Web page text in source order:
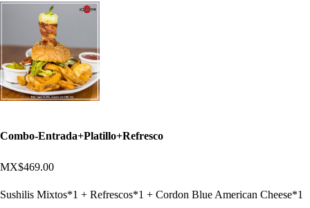
Combo-Entrada+Platillo+Refresco
MX$469.00
Sushilis Mixtos*1 + Refrescos*1 + Cordon Blue American Cheese*1